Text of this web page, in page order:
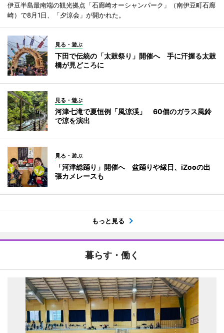
伊豆半島最南端の観光拠点「石廊崎オーシャンパーク」（南伊豆町石廊
崎）で8月1日、「夕涼会」が開かれた。
見る・遊ぶ
下田で伝統の「太鼓祭り」開催へ 手に汗握る太鼓
橋が見どころに
見る・遊ぶ
河津七滝で夏恒例「風涼渓」 60個のガラス風鈴
で涼を演出
見る・遊ぶ
「河津総踊り」開催へ 盆踊りや縁日、iZooの出
張カメレースも
もっと見る
暮らす・働く